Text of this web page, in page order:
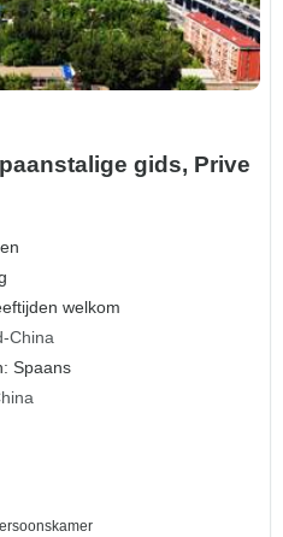
gids, Prive
welkom
China
Spaans